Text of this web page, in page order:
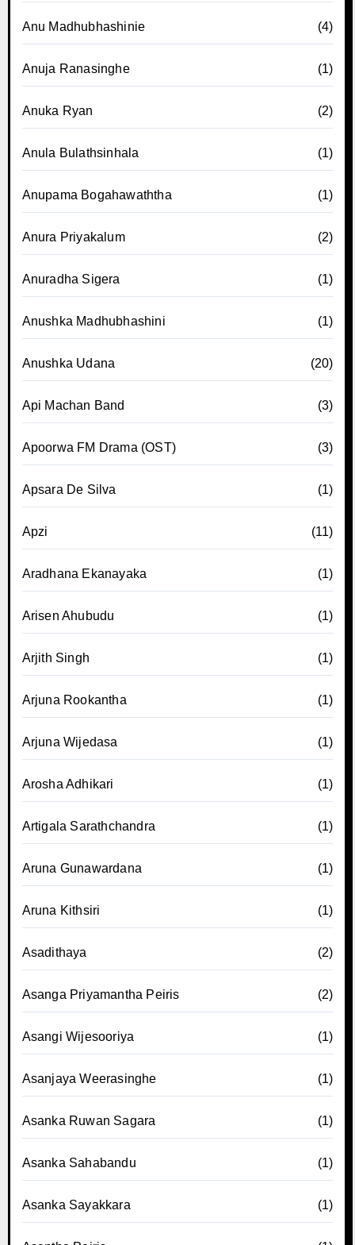
Anu Madhubhashinie (4)
Anuja Ranasinghe (1)
Anuka Ryan (2)
Anula Bulathsinhala (1)
Anupama Bogahawaththa (1)
Anura Priyakalum (2)
Anuradha Sigera (1)
Anushka Madhubhashini (1)
Anushka Udana (20)
Api Machan Band (3)
Apoorwa FM Drama (OST) (3)
Apsara De Silva (1)
Apzi (11)
Aradhana Ekanayaka (1)
Arisen Ahubudu (1)
Arjith Singh (1)
Arjuna Rookantha (1)
Arjuna Wijedasa (1)
Arosha Adhikari (1)
Artigala Sarathchandra (1)
Aruna Gunawardana (1)
Aruna Kithsiri (1)
Asadithaya (2)
Asanga Priyamantha Peiris (2)
Asangi Wijesooriya (1)
Asanjaya Weerasinghe (1)
Asanka Ruwan Sagara (1)
Asanka Sahabandu (1)
Asanka Sayakkara (1)